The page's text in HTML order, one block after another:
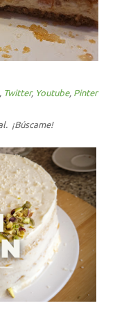
Twitter, Youtube, Pinter
¡Búscame!